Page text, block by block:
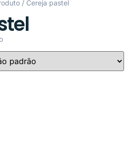
/ Cereja pastel